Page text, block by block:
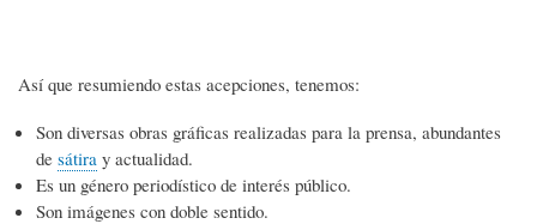
Así que resumiendo estas acepciones, tenemos:
Son diversas obras gráficas realizadas para la prensa, abundantes
de sátira y actualidad.
Es un género periodístico de interés público.
Son imágenes con doble sentido.